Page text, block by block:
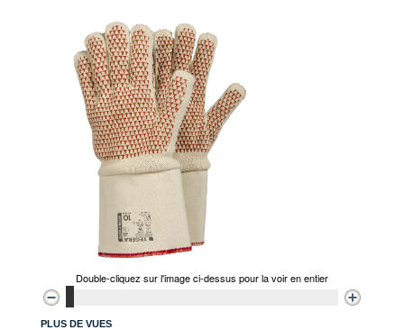
Double-cliquez sur l'image ci-dessus pour la voir en entier
PLUS DE VUES